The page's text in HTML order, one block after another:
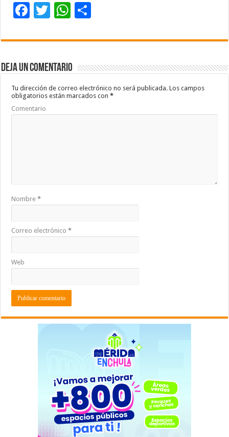
F
e
b
o
o
k
T
tt
er
W
at
sA
p
p
m
ar
ti
Deja un comentario
Tu dirección de correo electrónico no será publicada. Los campos
obligatorios están marcados con*
Comentario
Nombre*
Correo electrónico*
Web